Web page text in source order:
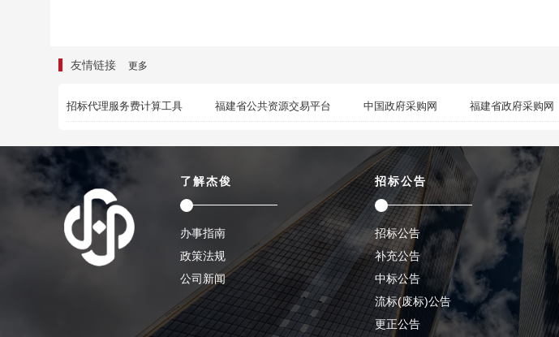
友情链接 更多
招标代理服务费计算工具 福建省公共资源交易平台 中国政府采购网 福建省政府采购网
了解杰俊
办事指南
政策法规
公司新闻
招标公告
招标公告
补充公告
中标公告
流标(废标)公告
更正公告